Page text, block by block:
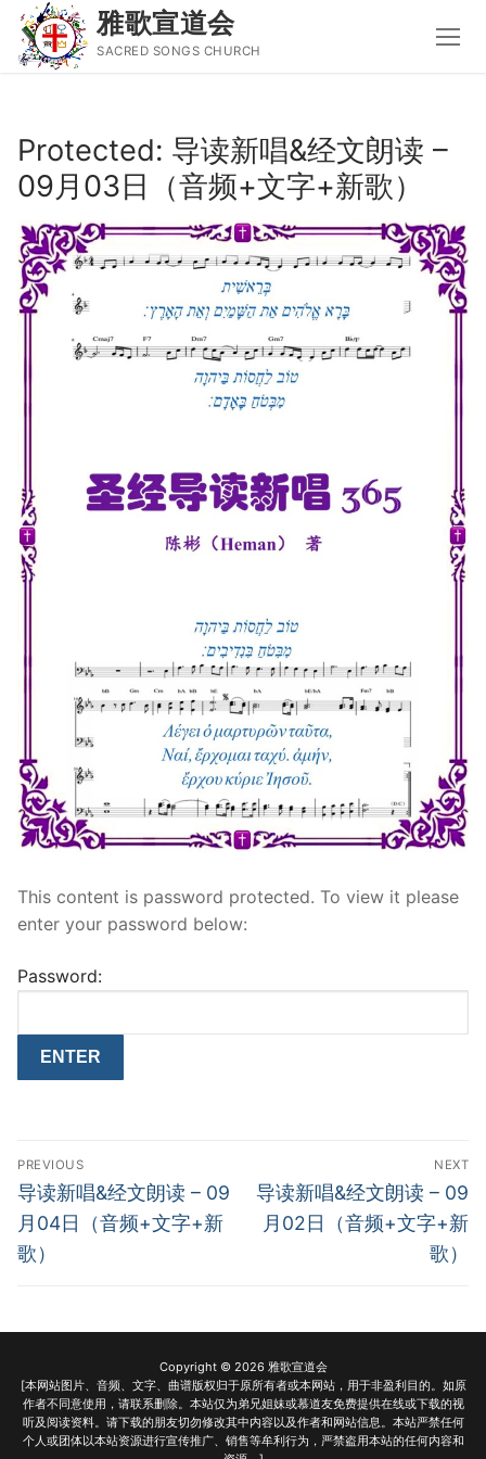
content
雅歌宣道会
SACRED SONGS CHURCH
Search
主页
主日讲道
圣经导读新唱
属灵书籍
宣教事工
神学研究
Protected: 导读新唱&经文朗读 –
09月03日（音频+文字+新歌）
This content is password protected. To view it please
enter your password below:
Password:
Post
navigation
PREVIOUS
Previous
post:
导读新唱&经文朗读 – 09
月04日（音频+文字+新
歌）
NEXT
Next
post:
导读新唱&经文朗读 – 09
月02日（音频+文字+新
歌）
Copyright © 2026 雅歌宣道会
[本网站图片、音频、文字、曲谱版权归于原所有者或本网站，用于非盈利目的。如原
作者不同意使用，请联系删除。本站仅为弟兄姐妹或慕道友免费提供在线或下载的视
听及阅读资料。请下载的朋友切勿修改其中内容以及作者和网站信息。本站严禁任何
个人或团体以本站资源进行宣传推广、销售等牟利行为，严禁盗用本站的任何内容和